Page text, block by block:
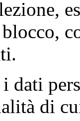
dati
di